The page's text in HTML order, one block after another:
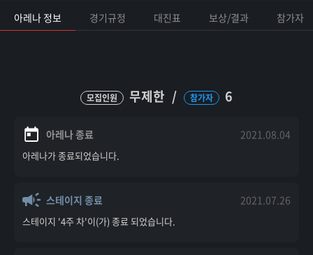
아레나 정보 경기규정 대진표 보상/결과 참가자
모집인원 무제한 / 참가자 6
아레나 종료 2021.08.04
아레나가 종료되었습니다.
스테이지 종료 2021.07.26
스테이지 '4주 차'이(가) 종료 되었습니다.